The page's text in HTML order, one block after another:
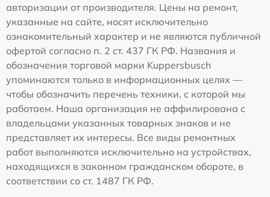
авторизации от производителя. Цены на ремонт,
указанные на сайте, носят исключительно
ознакомительный характер и не являются публичной
офертой согласно п. 2 ст. 437 ГК РФ. Названия и
обозначения торговой марки Kuppersbusch
упоминаются только в информационных целях —
чтобы обозначить перечень техники, с которой мы
работаем. Наша организация не аффилирована с
владельцами указанных товарных знаков и не
представляет их интересы. Все виды ремонтных
работ выполняются исключительно на устройствах,
находящихся в законном гражданском обороте, в
соответствии со ст. 1487 ГК РФ.